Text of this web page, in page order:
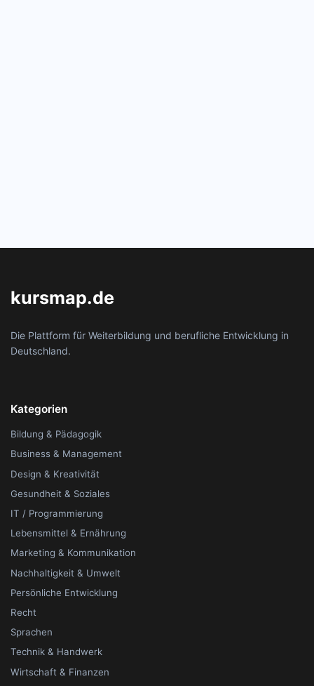
kursmap.de
Die Plattform für Weiterbildung und berufliche Entwicklung in
Deutschland.
Kategorien
Bildung & Pädagogik
Business & Management
Design & Kreativität
Gesundheit & Soziales
IT / Programmierung
Lebensmittel & Ernährung
Marketing & Kommunikation
Nachhaltigkeit & Umwelt
Persönliche Entwicklung
Recht
Sprachen
Technik & Handwerk
Wirtschaft & Finanzen